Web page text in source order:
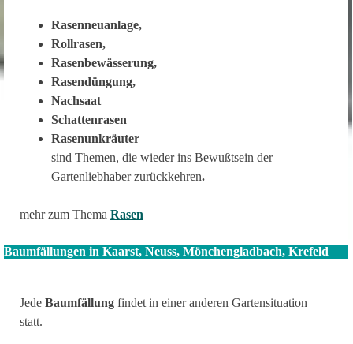
Rasenneuanlage,
Rollrasen,
Rasenbewässerung,
Rasendüngung,
Nachsaat
Schattenrasen
Rasenunkräuter
sind Themen, die wieder ins Bewußtsein der
Gartenliebhaber zurückkehren.
mehr zum Thema Rasen
Baumfällungen in Kaarst, Neuss, Mönchengladbach, Krefeld
Jede Baumfällung findet in einer anderen Gartensituation
statt.